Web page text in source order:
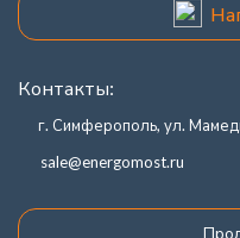
Контакты:
г. Симферополь, ул.
sale@energomost.ru